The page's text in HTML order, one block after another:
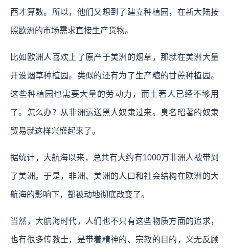
西才算数。所以，他们又想到了建立种植园，在新大陆按
照欧洲的市场需求直接生产货物。
比如欧洲人喜欢上了原产于美洲的烟草，那就在美洲大量
开设烟草种植园。类似的还有为了生产糖的甘蔗种植园。
这些种植园也需要大量的劳动力，而土著人已经不够用
了。怎么办？从非洲运送黑人奴隶过来。臭名昭著的奴隶
贸易就这样兴盛起来了。
据统计，大航海以来，总共有大约有1000万非洲人被带到
了美洲。于是，非洲、美洲的人口和社会结构在欧洲的大
航海的影响下，都被动地彻底改变了。
当然，大航海时代，人们也不只有这些物质方面的追求，
也有很多传教士，是带着精神的、宗教的目的，义无反顾